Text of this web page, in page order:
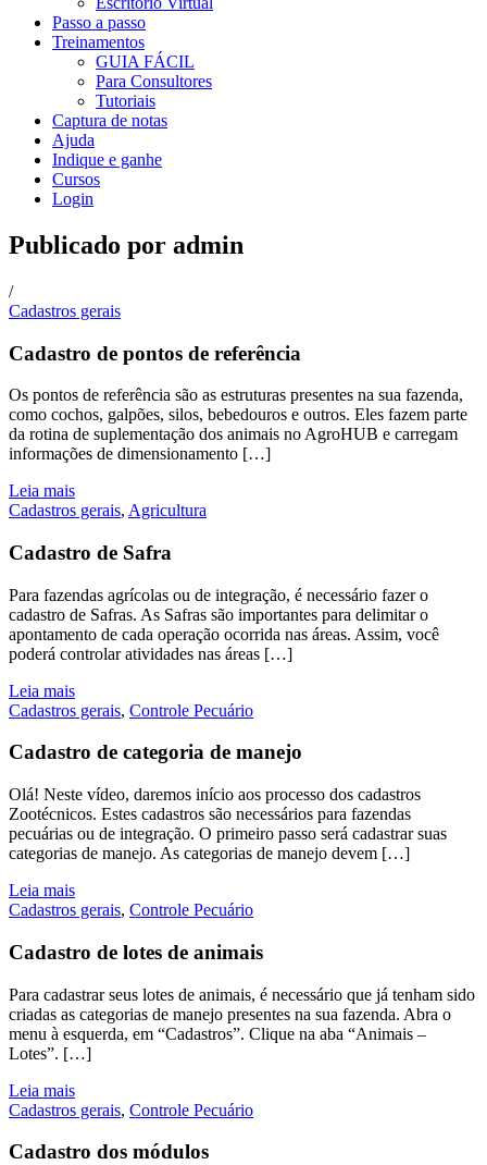
Passo a passo
Treinamentos
GUIA FÁCIL
Para Consultores
Tutoriais
Captura de notas
Ajuda
Indique e ganhe
Cursos
Login
Publicado por admin
/
Cadastros gerais
Cadastro de pontos de referência
Os pontos de referência são as estruturas presentes na sua fazenda,
como cochos, galpões, silos, bebedouros e outros. Eles fazem parte
da rotina de suplementação dos animais no AgroHUB e carregam
informações de dimensionamento […]
Leia mais
Cadastros gerais, Agricultura
Cadastro de Safra
Para fazendas agrícolas ou de integração, é necessário fazer o
cadastro de Safras. As Safras são importantes para delimitar o
apontamento de cada operação ocorrida nas áreas. Assim, você
poderá controlar atividades nas áreas […]
Leia mais
Cadastros gerais, Controle Pecuário
Cadastro de categoria de manejo
Olá! Neste vídeo, daremos início aos processo dos cadastros
Zootécnicos. Estes cadastros são necessários para fazendas
pecuárias ou de integração. O primeiro passo será cadastrar suas
categorias de manejo. As categorias de manejo devem […]
Leia mais
Cadastros gerais, Controle Pecuário
Cadastro de lotes de animais
Para cadastrar seus lotes de animais, é necessário que já tenham sido
criadas as categorias de manejo presentes na sua fazenda. Abra o
menu à esquerda, em “Cadastros”. Clique na aba “Animais –
Lotes”. […]
Leia mais
Cadastros gerais, Controle Pecuário
Cadastro dos módulos